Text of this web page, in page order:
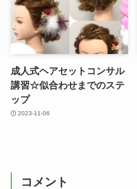
成人式ヘアセットコンサル
講習☆似合わせまでのステ
ップ
2023-11-06
コメント